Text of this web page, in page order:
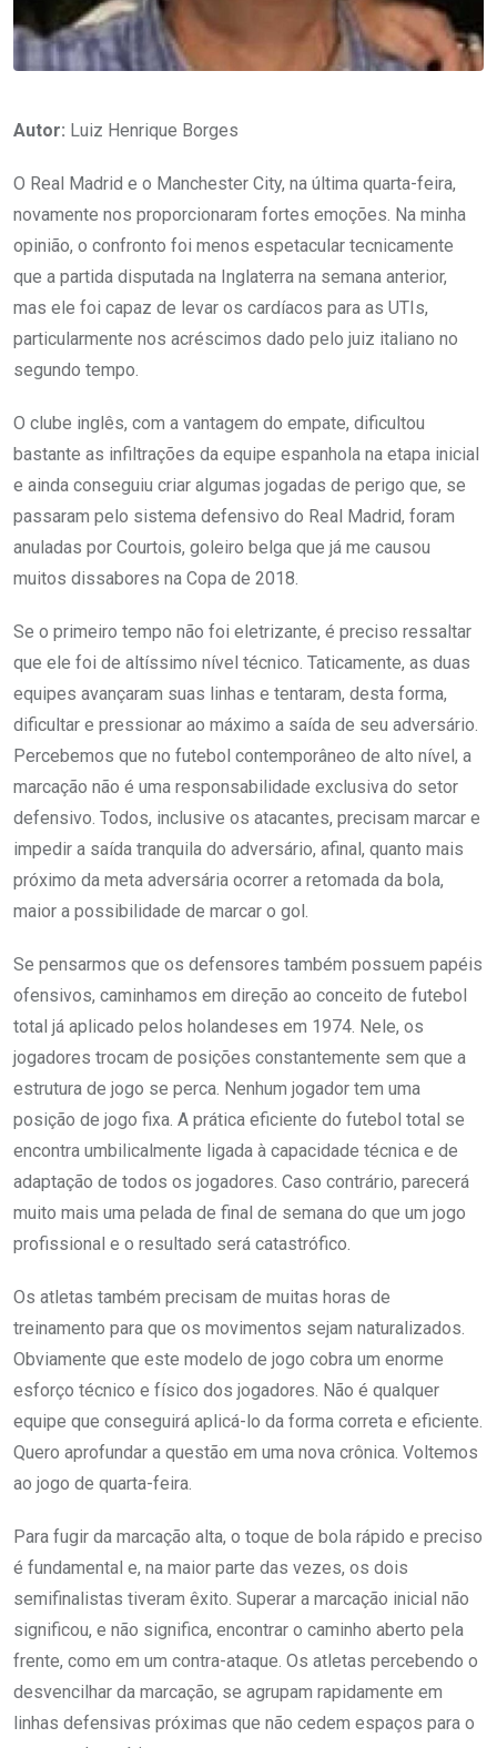
Autor: Luiz Henrique Borges
O Real Madrid e o Manchester City, na última quarta-feira,
novamente nos proporcionaram fortes emoções. Na minha
opinião, o confronto foi menos espetacular tecnicamente
que a partida disputada na Inglaterra na semana anterior,
mas ele foi capaz de levar os cardíacos para as UTIs,
particularmente nos acréscimos dado pelo juiz italiano no
segundo tempo.
O clube inglês, com a vantagem do empate, dificultou
bastante as infiltrações da equipe espanhola na etapa inicial
e ainda conseguiu criar algumas jogadas de perigo que, se
passaram pelo sistema defensivo do Real Madrid, foram
anuladas por Courtois, goleiro belga que já me causou
muitos dissabores na Copa de 2018.
Se o primeiro tempo não foi eletrizante, é preciso ressaltar
que ele foi de altíssimo nível técnico. Taticamente, as duas
equipes avançaram suas linhas e tentaram, desta forma,
dificultar e pressionar ao máximo a saída de seu adversário.
Percebemos que no futebol contemporâneo de alto nível, a
marcação não é uma responsabilidade exclusiva do setor
defensivo. Todos, inclusive os atacantes, precisam marcar e
impedir a saída tranquila do adversário, afinal, quanto mais
próximo da meta adversária ocorrer a retomada da bola,
maior a possibilidade de marcar o gol.
Se pensarmos que os defensores também possuem papéis
ofensivos, caminhamos em direção ao conceito de futebol
total já aplicado pelos holandeses em 1974. Nele, os
jogadores trocam de posições constantemente sem que a
estrutura de jogo se perca. Nenhum jogador tem uma
posição de jogo fixa. A prática eficiente do futebol total se
encontra umbilicalmente ligada à capacidade técnica e de
adaptação de todos os jogadores. Caso contrário, parecerá
muito mais uma pelada de final de semana do que um jogo
profissional e o resultado será catastrófico.
Os atletas também precisam de muitas horas de
treinamento para que os movimentos sejam naturalizados.
Obviamente que este modelo de jogo cobra um enorme
esforço técnico e físico dos jogadores. Não é qualquer
equipe que conseguirá aplicá-lo da forma correta e eficiente.
Quero aprofundar a questão em uma nova crônica. Voltemos
ao jogo de quarta-feira.
Para fugir da marcação alta, o toque de bola rápido e preciso
é fundamental e, na maior parte das vezes, os dois
semifinalistas tiveram êxito. Superar a marcação inicial não
significou, e não significa, encontrar o caminho aberto pela
frente, como em um contra-ataque. Os atletas percebendo o
desvencilhar da marcação, se agrupam rapidamente em
linhas defensivas próximas que não cedem espaços para o